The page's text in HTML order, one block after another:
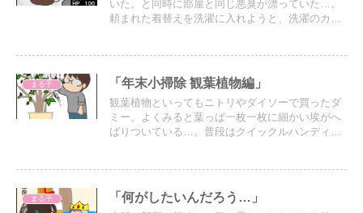
いた。と同時に部屋と同じ悪臭が漂っていた…。
頼まれた着替えを洗濯に入れようと、洗濯のカゴ
まる子 「年末小掃除 観葉植物編」
観葉植物といってもニトリやダイソーで買ったダ
ミー。よくみると葉っぱ一枚一枚に細かい埃がへ
ばりついている…。普段はクイックルハンディで
まる子 「何がしたいんだろう…」